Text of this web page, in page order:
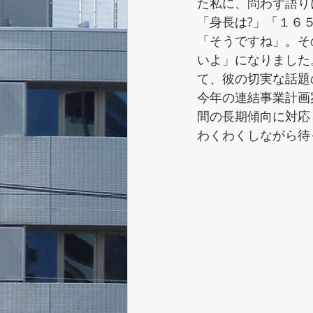
「身長は?」「１
「そうですね」。
いよ」になりまし
て、彼の切実な話
今年の連結事業計
間の長期傾向に対
わくわくしながら